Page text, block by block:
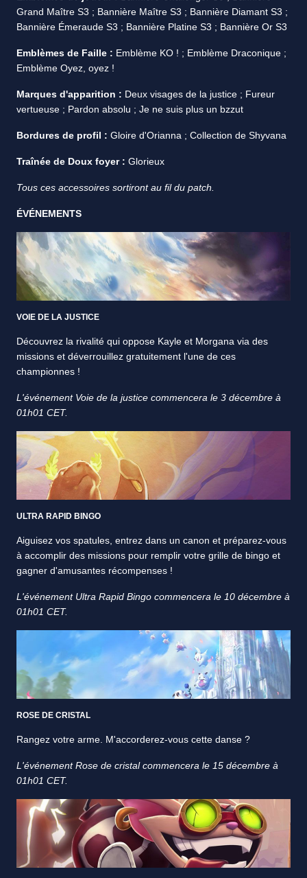
Grand Maître S3 ; Bannière Maître S3 ; Bannière Diamant S3 ;
Bannière Émeraude S3 ; Bannière Platine S3 ; Bannière Or S3
Emblèmes de Faille : Emblème KO ! ; Emblème Draconique ;
Emblème Oyez, oyez !
Marques d'apparition : Deux visages de la justice ; Fureur
vertueuse ; Pardon absolu ; Je ne suis plus un bzzut
Bordures de profil : Gloire d'Orianna ; Collection de Shyvana
Traînée de Doux foyer : Glorieux
Tous ces accessoires sortiront au fil du patch.
ÉVÉNEMENTS
VOIE DE LA JUSTICE
Découvrez la rivalité qui oppose Kayle et Morgana via des
missions et déverrouillez gratuitement l'une de ces
championnes !
L'événement Voie de la justice commencera le 3 décembre à
01h01 CET.
ULTRA RAPID BINGO
Aiguisez vos spatules, entrez dans un canon et préparez-vous
à accomplir des missions pour remplir votre grille de bingo et
gagner d'amusantes récompenses !
L'événement Ultra Rapid Bingo commencera le 10 décembre à
01h01 CET.
ROSE DE CRISTAL
Rangez votre arme. M'accorderez-vous cette danse ?
L'événement Rose de cristal commencera le 15 décembre à
01h01 CET.